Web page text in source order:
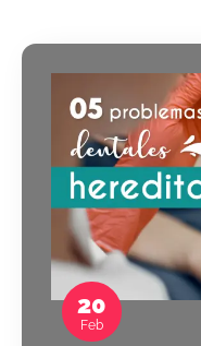
20
Feb